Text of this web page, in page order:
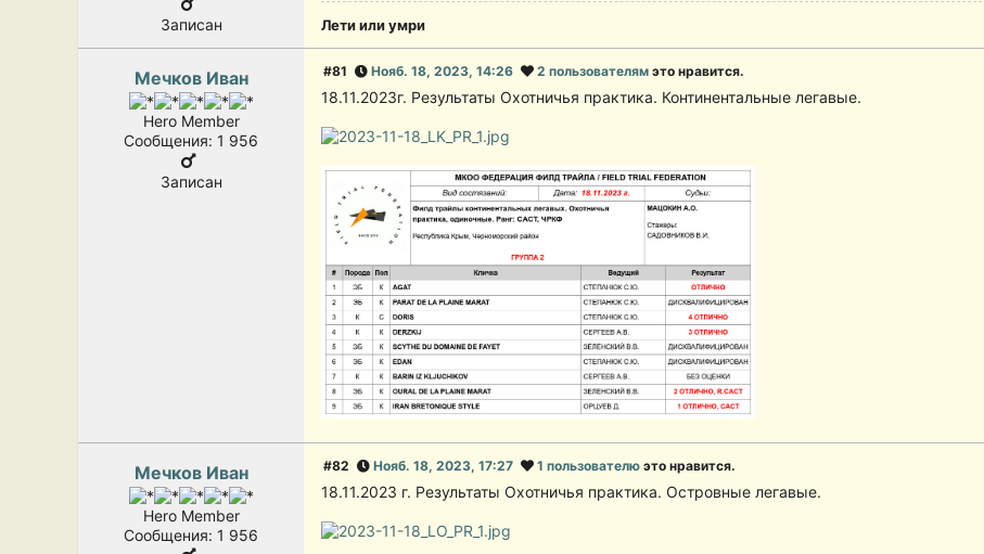
Записан Лети или умри
Мечков Иван
Hero Member
Сообщения: 1 956
Записан
#81 Нояб. 18, 2023, 14:26 2 пользователям это нравится.
18.11.2023г. Результаты Охотничья практика. Континентальные легавые.
Мечков Иван
Hero Member
Сообщения: 1 956
#82 Нояб. 18, 2023, 17:27 1 пользователю это нравится.
18.11.2023 г. Результаты Охотничья практика. Островные легавые.